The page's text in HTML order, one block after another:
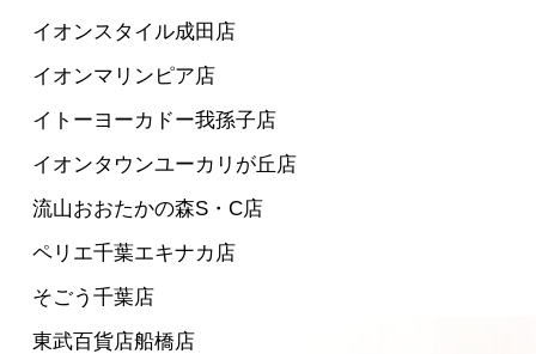
イオンスタイル成田店
イオンマリンピア店
イトーヨーカドー我孫子店
イオンタウンユーカリが丘店
流山おおたかの森S・C店
ペリエ千葉エキナカ店
そごう千葉店
東武百貨店船橋店